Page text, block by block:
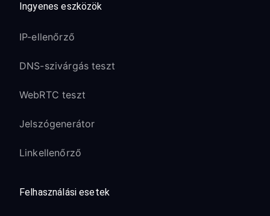
Ingyenes eszközök
IP-ellenőrző
DNS-szivárgás teszt
WebRTC teszt
Jelszógenerátor
Linkellenőrző
Felhasználási esetek